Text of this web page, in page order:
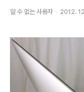
알 수 없는 사용자 2012.